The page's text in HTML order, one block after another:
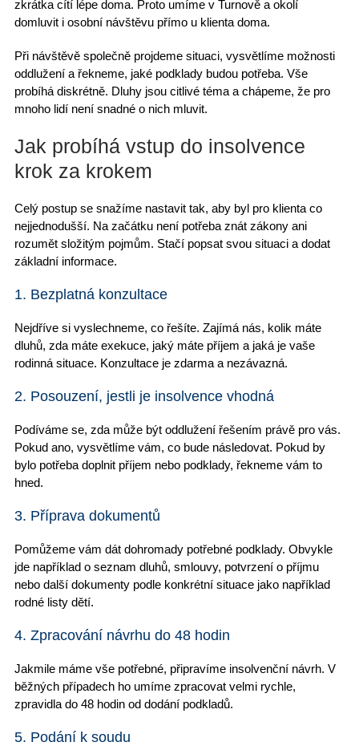
zkrátka cítí lépe doma. Proto umíme v Turnověa okolí
domluvit i osobní návštěvu přímo u klientadoma.
Při návštěvě společně projdeme situaci, vysvětlíme možnosti
oddlužení a řekneme, jaké podklady budou potřeba. Vše
probíhá diskrétně. Dluhy jsou citlivé téma a chápeme, že pro
mnoho lidí není snadné o nich mluvit.
Jak probíhá vstup do insolvence
krok za krokem
Celý postup se snažíme nastavit tak, aby byl pro klienta co
nejjednodušší. Na začátku není potřeba znát zákony ani
rozumět složitým pojmům. Stačí popsat svou situaci a dodat
základní informace.
1. Bezplatná konzultace
Nejdříve si vyslechneme, co řešíte. Zajímá nás, kolik máte
dluhů, zda máte exekuce, jaký máte příjem a jaká je vaše
rodinná situace. Konzultace je zdarma a nezávazná.
2. Posouzení, jestli je insolvence vhodná
Podíváme se, zda může být oddlužení řešením právě pro vás.
Pokud ano, vysvětlíme vám, co bude následovat. Pokud by
bylo potřeba doplnit příjem nebo podklady, řekneme vám to
hned.
3. Příprava dokumentů
Pomůžeme vám dát dohromady potřebné podklady. Obvykle
jde například o seznam dluhů, smlouvy, potvrzení o příjmu
nebo další dokumenty podle konkrétní situace jako například
rodné listy dětí.
4. Zpracování návrhu do 48 hodin
Jakmile máme vše potřebné, připravíme insolvenční návrh. V
běžných případech ho umíme zpracovat velmi rychle,
zpravidla do 48 hodin od dodání podkladů.
5. Podání k soudu